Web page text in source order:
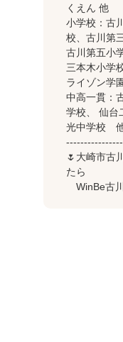
くえん 他
小学校：古
校、古川第
古川第五小
三本木小学
ライゾン学
中高一貫：
学校、 仙台
光中学校
🌷大崎市古
たら
WinBe古